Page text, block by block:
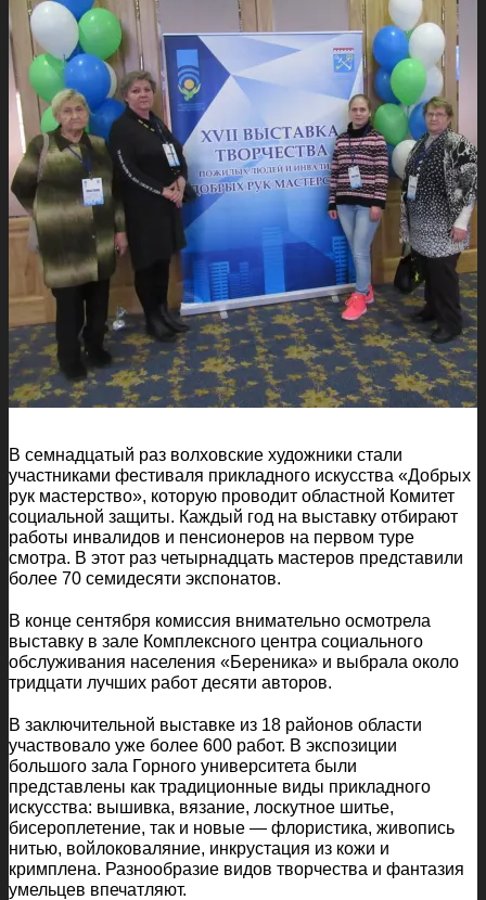
В семнадцатый раз волховские художники стали
участниками фестиваля прикладного искусства «Добрых
рук мастерство», которую проводит областной Комитет
социальной защиты. Каждый год на выставку отбирают
работы инвалидов и пенсионеров на первом туре
смотра. В этот раз четырнадцать мастеров представили
более 70 семидесяти экспонатов.
В конце сентября комиссия внимательно осмотрела
выставку в зале Комплексного центра социального
обслуживания населения «Береника» и выбрала около
тридцати лучших работ десяти авторов.
В заключительной выставке из 18 районов области
участвовало уже более 600 работ. В экспозиции
большого зала Горного университета были
представлены как традиционные виды прикладного
искусства: вышивка, вязание, лоскутное шитье,
бисероплетение, так и новые — флористика, живопись
нитью, войлоковаляние, инкрустация из кожи и
кримплена. Разнообразие видов творчества и фантазия
умельцев впечатляют.